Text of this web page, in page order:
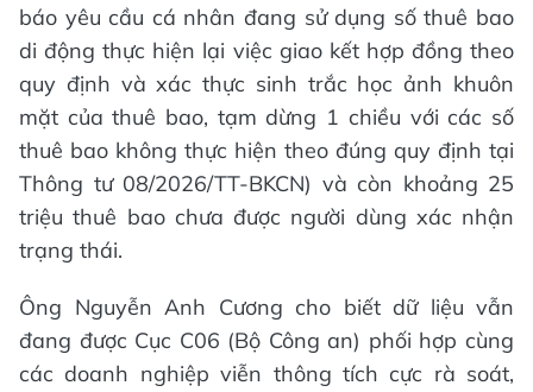
báo yêu cầu cá nhân đang sử dụng số thuê bao
di động thực hiện lại việc giao kết hợp đồng theo
quy định và xác thực sinh trắc học ảnh khuôn
mặt của thuê bao, tạm dừng 1 chiều với các số
thuê bao không thực hiện theo đúng quy định tại
Thông tư 08/2026/TT-BKCN) và còn khoảng 25
triệu thuê bao chưa được người dùng xác nhận
trạng thái.
Ông Nguyễn Anh Cương cho biết dữ liệu vẫn
đang được Cục C06 (Bộ Công an) phối hợp cùng
các doanh nghiệp viễn thông tích cực rà soát,